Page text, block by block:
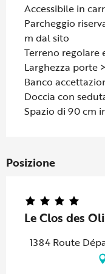
Accessibile in
Parcheggio
m dal sito
Terreno regolare
Larghezza porte
Banco
Doccia con
Spazio di 90 cm
Posizione
Le Clos des
1384 Route